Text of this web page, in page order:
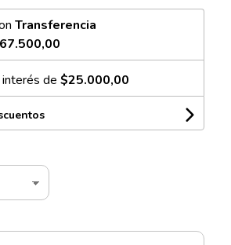
Transferencia
de $25.000,00